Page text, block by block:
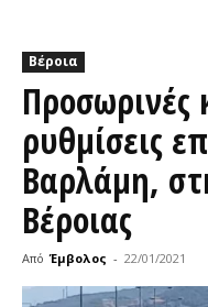
Βέροια
Προσωρινές
ρυθμίσεις
Βαρλάμη,
Βέροιας
Από Έμβολος - 22/01/2021